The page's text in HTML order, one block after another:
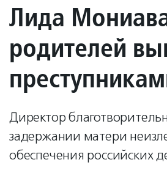
Лида
родителей
Директор
задержании матери
обеспечения российских